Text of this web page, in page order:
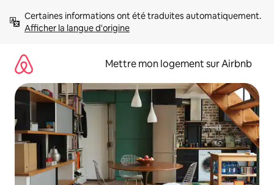
directement
Afficher la langue d'origine
Mettre mon logement sur Airbnb